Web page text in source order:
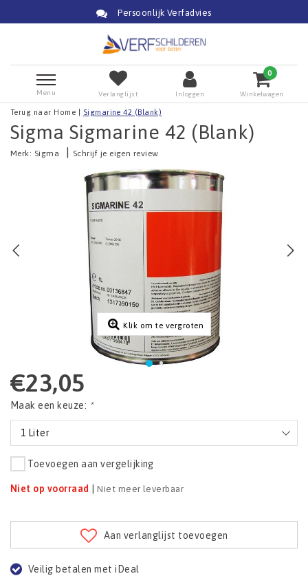
Persoonlijk Verfadvies
Menu Verlanglijst Inloggen
0
Winkelwagen
Terug naar Home Sigmarine 42 (Blank)
Sigma Sigmarine 42 (Blank)
Merk: Sigma Schrijf je eigen review
Klik om te vergroten
€23,05
Maak een keuze: *
1 Liter
Toevoegen aan vergelijking
Niet op voorraad |Niet meer leverbaar
Aan verlanglijst toevoegen
Veilig betalen met iDeal